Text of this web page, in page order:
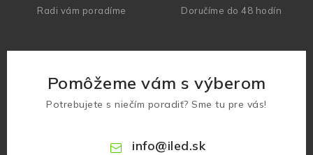
Radi vám poradíme Doručíme do 48 hodín
Pomôžeme vám s výberom
Potrebujete s niečím poradiť? Sme tu pre vás!
info@iled.sk